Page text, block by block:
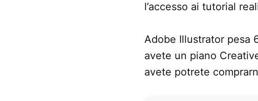
l’accesso ai tutorial
Adobe Illustrator pesa
avete un piano
avete potrete